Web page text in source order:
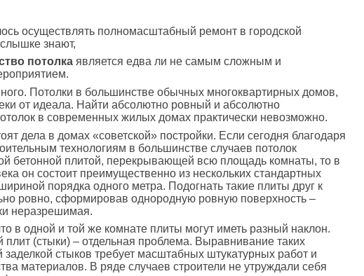
осуществлять полномасштабный ремонт в городской
знают,
потолка является едва ли не самым сложным и
Потолки в большинстве обычных многоквартирных домов,
от идеала. Найти абсолютно ровный и абсолютно
в современных жилых домах практически невозможно.
дела в домах «советской» постройки. Если сегодня благодаря
технологиям в большинстве случаев потолок
бетонной плитой, перекрывающей всю площадь комнаты, то в
он состоит преимущественно из нескольких стандартных
порядка одного метра. Подогнать такие плиты друг к
ровно, сформировав однородную ровную поверхность –
неразрешимая.
в одной и той же комнате плиты могут иметь разный наклон.
плит (стыки) – отдельная проблема. Выравнивание таких
заделкой стыков требует масштабных штукатурных работ и
материалов. В ряде случаев строители не утруждали себя